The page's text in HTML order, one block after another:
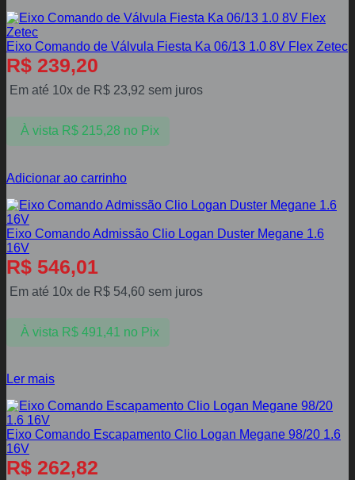
Eixo Comando de Válvula Fiesta Ka 06/13 1.0 8V Flex Zetec
R$ 239,20
Em até 10x de R$ 23,92 sem juros
À vista R$215,28 no Pix
Adicionar ao carrinho
Eixo Comando Admissão Clio Logan Duster Megane 1.6
16V
R$ 546,01
Em até 10x de R$ 54,60 sem juros
À vista R$491,41 no Pix
Ler mais
Eixo Comando Escapamento Clio Logan Megane 98/20 1.6
16V
R$ 262,82